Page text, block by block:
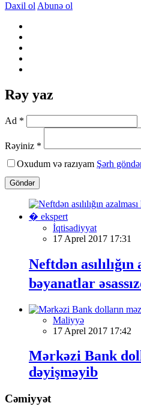
Daxil ol Abunə ol
Rəy yaz
Ad *
Rəyiniz *
Oxudum və razıyam Şərh
Göndər
İqtisadiyyat
17 Aprel 2017 17:31
Neftdən
bəyanatlar
Maliyyə
17 Aprel 2017 17:42
Mərkəzi Bank
dəyişməyib
Cəmiyyət